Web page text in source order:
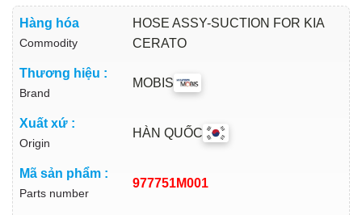
Hàng hóa
Commodity
HOSE ASSY-SUCTION FOR KIA
CERATO
Thương hiệu :
Brand
MOBIS
Xuất xứ :
Origin
HÀN QUỐC
Mã sản phẩm :
Parts number
977751M001